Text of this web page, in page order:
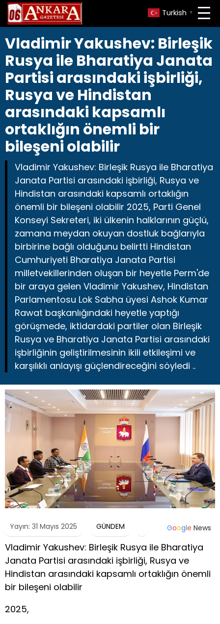
Turkish ▼
Vladimir Yakushev: Birleşik
Rusya ile Bharatiya Janata
Partisi arasındaki işbirliği,
Rusya ve Hindistan
arasındaki kapsamlı
ortaklığın önemli bir
bileşeni olabilir
Vladimir Yakushev: Birleşik Rusya ile Bharatiya
Janata Partisi arasındaki işbirliği, Rusya ve
Hindistan arasındaki kapsamlı ortaklığın
önemli bir bileşeni olabilir 2025, Parti Genel
Konseyi Sekreteri, iki ülkenin halklarının güçlü,
zamana meydan okuyan dostluk bağlarıyla
birbirine bağlı olduğunu belirtti Hindistan
Cumhuriyeti Bharatiya Janata Partisi
milletvekillerinden oluşan bir heyetle Perm'de
bir araya gelen Vladimir Yakushev, Hindistan
Parlamentosu Lok Sabha üyesi Ashok Kumar
Rawat başkanlığındaki heyetle yaptığı
görüşmede, iktidardaki partiler olan Birleşik
Rusya ve Bharatiya Janata Partisi arasındaki
işbirliğinin geliştirilmesinin ikili etkileşimi ve
karşılıklı anlayışı güçlendireceğini söyledi ..
Yayın: 31 Mayıs 2025 GÜNDEM Google News
Vladimir Yakushev: Birleşik Rusya ile Bharatiya
Janata Partisi arasındaki işbirliği, Rusya ve
Hindistan arasındaki kapsamlı ortaklığın önemli
bir bileşeni olabilir
2025,